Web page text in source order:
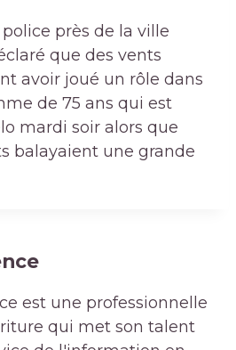
près de la ville
que des vents
avoir joué un rôle dans
de 75 ans qui est
mardi soir alors que
balayaient une grande
est une professionnelle
qui met son talent